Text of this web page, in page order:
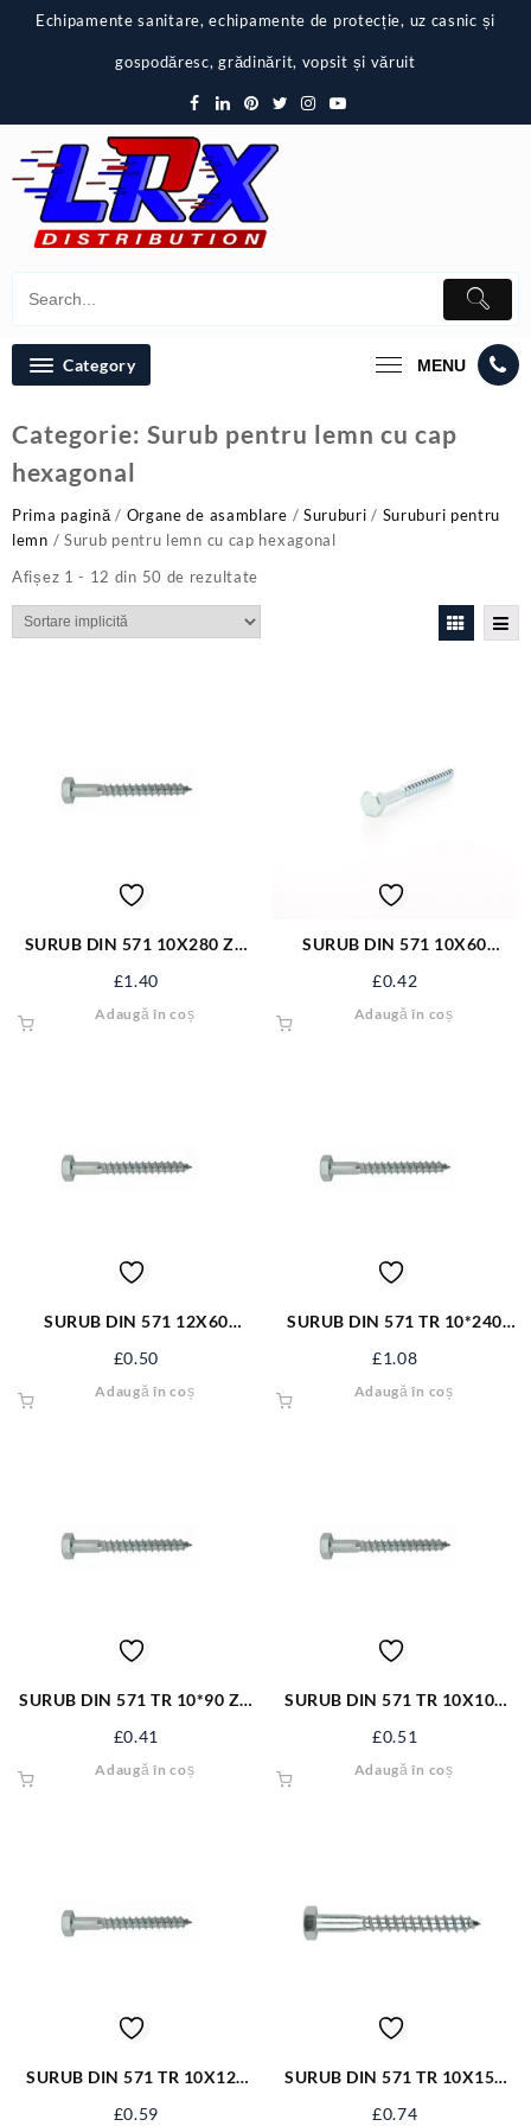
Echipamente sanitare, echipamente de protecție, uz casnic și
gospodăresc, grădinărit, vopsit și văruit
Category MENU
Categorie: Surub pentru lemn cu cap
hexagonal
Prima pagină/ Organe de asamblare / Suruburi / Suruburi pentru
lemn / Surub pentru lemn cu cap hexagonal
Afișez 1 - 12 din 50 de rezultate
SURUB DIN 571 10X280 ZN
£1.40
Adaugă în coș
SURUB DIN 571 10X60
£0.42
Adaugă în coș
SURUB DIN 571 12X60
£0.50
Adaugă în coș
SURUB DIN 571 TR 10*240
£1.08
Adaugă în coș
SURUB DIN 571 TR 10*90 ZN
S1639
£0.41
Adaugă în coș
SURUB DIN 571 TR 10X100
£0.51
Adaugă în coș
SURUB DIN 571 TR 10X120
£0.59
SURUB DIN 571 TR 10X150
£0.74